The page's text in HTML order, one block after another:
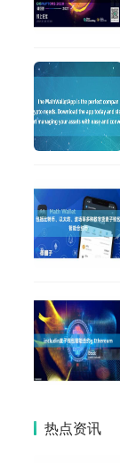
热点资讯